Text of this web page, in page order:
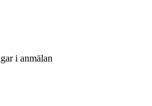
i anmälan